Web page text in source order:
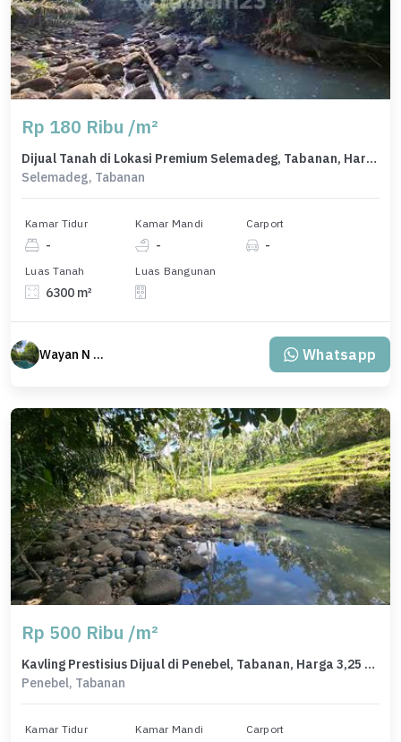
Rp 180 Ribu /m²
Dijual Tanah di Lokasi Premium Selemadeg, Tabanan, Harga 1,13 Miliar
Selemadeg, Tabanan
Kamar Tidur
-
Kamar Mandi
-
Carport
-
Luas Tanah
6300 m²
Luas Bangunan
Wayan N Bali Whatsapp
Rp 500 Ribu /m²
Kavling Prestisius Dijual di Penebel, Tabanan, Harga 3,25 Miliar
Penebel, Tabanan
Kamar Tidur Kamar Mandi Carport